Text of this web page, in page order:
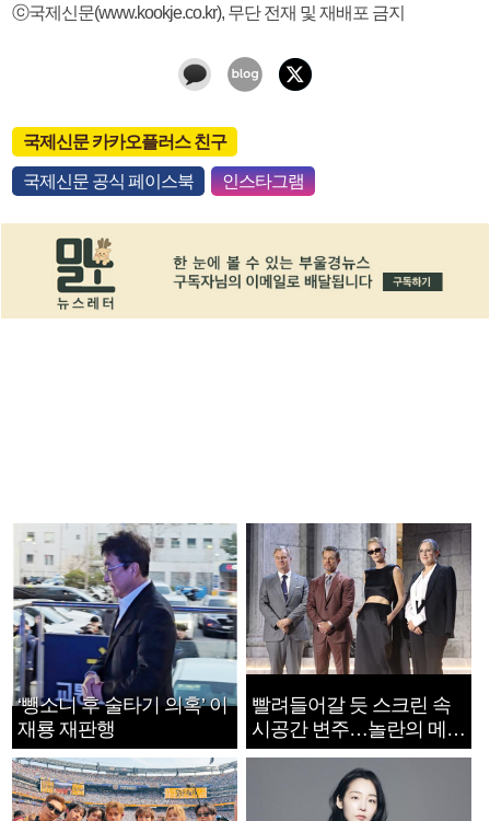
ⓒ국제신문(www.kookje.co.kr), 무단 전재 및 재배포 금지
국제신문 카카오플러스 친구
국제신문 공식 페이스북 인스타그램
‘뺑소니 후 술타기 의혹’ 이
재룡 재판행
빨려들어갈 듯 스크린 속
시공간 변주…놀란의 메시
지는 ‘전쟁 속죄’